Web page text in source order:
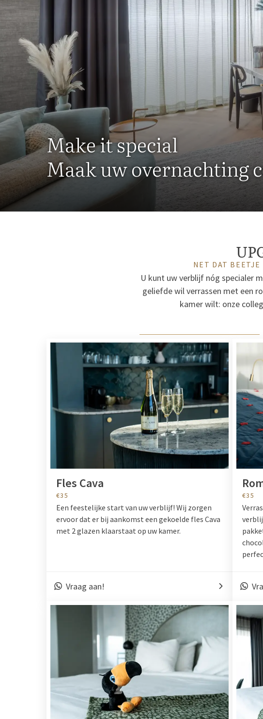
Make it special
Maak uw overnachting
NET DAT
U kunt uw verblijf nóg specialer
geliefde wil verrassen met een
kamer wilt: onze
Fles Cava
€35
Een feestelijke start van uw verblijf! Wij zorgen
ervoor dat er bij aankomst een gekoelde fles Cava
met 2 glazen klaarstaat op uw kamer.
Vraag aan!
€35